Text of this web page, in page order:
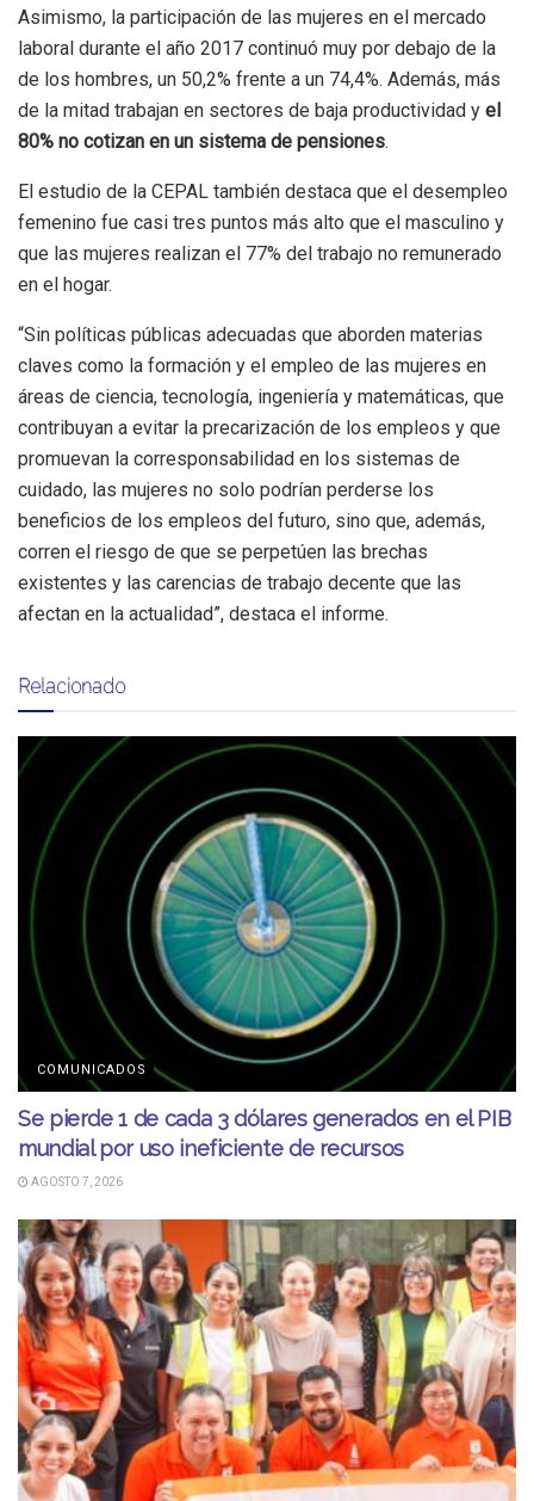
Asimismo, la participación de las mujeres en el mercado
laboral durante el año 2017 continuó muy por debajo de la
de los hombres, un 50,2% frente a un 74,4%. Además, más
de la mitad trabajan en sectores de baja productividad y el
80% no cotizan en un sistema de pensiones.
El estudio de la CEPAL también destaca que el desempleo
femenino fue casi tres puntos más alto que el masculino y
que las mujeres realizan el 77% del trabajo no remunerado
en el hogar.
“Sin políticas públicas adecuadas que aborden materias
claves como la formación y el empleo de las mujeres en
áreas de ciencia, tecnología, ingeniería y matemáticas, que
contribuyan a evitar la precarización de los empleos y que
promuevan la corresponsabilidad en los sistemas de
cuidado, las mujeres no solo podrían perderse los
beneficios de los empleos del futuro, sino que, además,
corren el riesgo de que se perpetúen las brechas
existentes y las carencias de trabajo decente que las
afectan en la actualidad”, destaca el informe.
Relacionado
COMUNICADOS
Se pierde 1 de cada 3 dólares generados en el PIB
mundial por uso ineficiente de recursos
AGOSTO 7, 2026